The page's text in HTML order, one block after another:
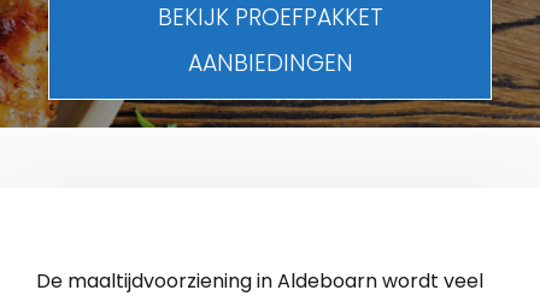
BEKIJK PROEFPAKKET
AANBIEDINGEN
De maaltijdvoorziening in Aldeboarn wordt veel